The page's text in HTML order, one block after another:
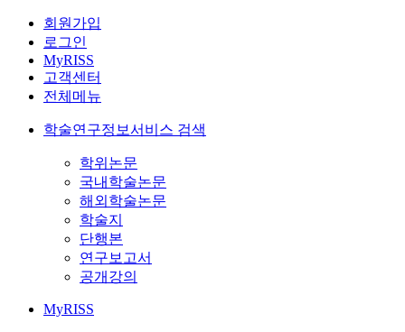
회원가입
로그인
MyRISS
고객센터
전체메뉴
학술연구정보서비스 검색
학위논문
국내학술논문
해외학술논문
학술지
단행본
연구보고서
공개강의
MyRISS